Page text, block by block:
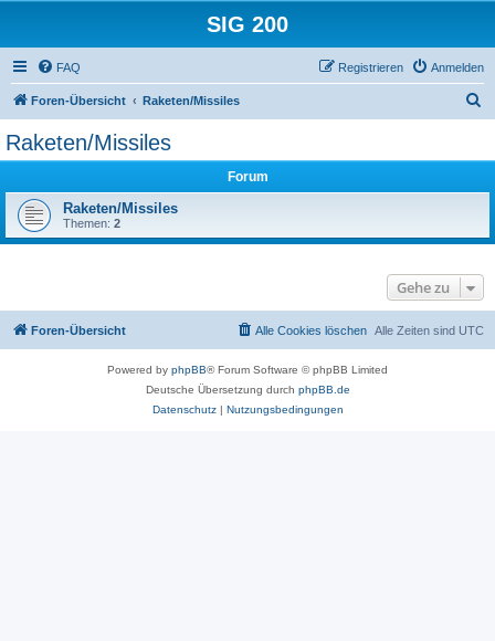
SIG 200
FAQ Anmelden
Registrieren
Foren-Übersicht Raketen/Missiles
Raketen/Missiles
Forum
Raketen/Missiles
Themen: 2
Gehe zu
Foren-Übersicht Alle Zeiten sind UTC
Alle Cookies löschen
Powered by phpBB® Forum Software © phpBB Limited
Deutsche Übersetzung durch phpBB.de
Datenschutz| Nutzungsbedingungen